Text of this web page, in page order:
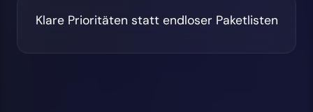
Klare Prioritäten statt endloser Paketlisten